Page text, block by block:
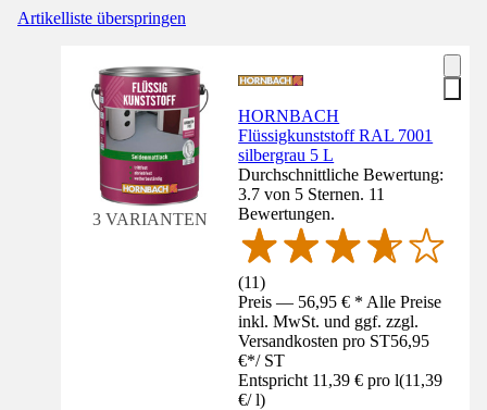
Artikelliste überspringen
3 VARIANTEN
HORNBACH
Flüssigkunststoff RAL 7001
silbergrau 5 L
Durchschnittliche Bewertung:
3.7 von 5 Sternen. 11
Bewertungen.
(11)
Preis — 56,95 € * Alle Preise
inkl. MwSt. und ggf. zzgl.
Versandkosten pro ST56,95
€*/ ST
Entspricht 11,39 € pro l(11,39
€/ l)